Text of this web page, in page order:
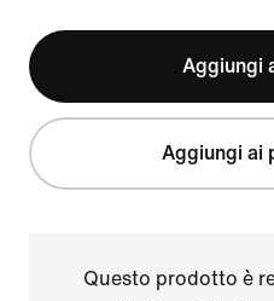
Aggiungi
Aggiungi ai
Questo prodotto è